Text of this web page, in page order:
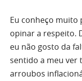
Eu conheço
opinar a respeito.
eu não gosto da
sentido a meu ver
arroubos